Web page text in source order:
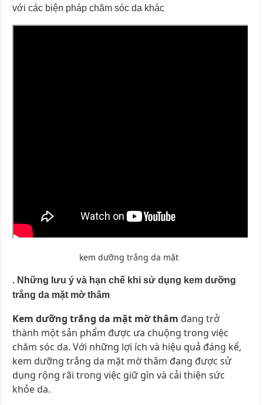
với các biện pháp chăm sóc da khác
kem dưỡng trắng da mặt
. Những lưu ý và hạn chế khi sử dụng kem dưỡng
trắng da mặt mờ thâm
Kem dưỡng trắng da mặt mờ thâm đang trở
thành một sản phẩm được ưa chuộng trong việc
chăm sóc da. Với những lợi ích và hiệu quả đáng kể,
kem dưỡng trắng da mặt mờ thâm đang được sử
dụng rộng rãi trong việc giữ gìn và cải thiện sức
khỏe da.